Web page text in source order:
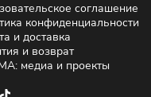
соглашение
конфиденциальности
и доставка
и возврат
медиа и проекты